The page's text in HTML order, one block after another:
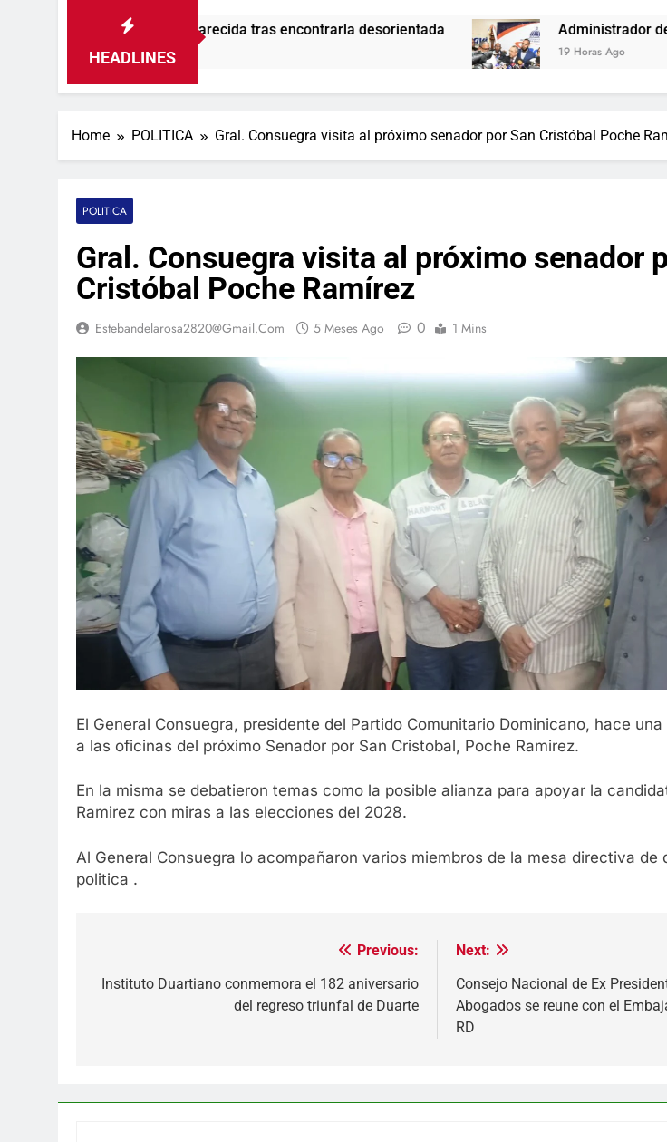
HEADLINES
como desaparecida tras encontrarla desorientada Administrador del INAVI
19 Horas Ago
Home POLITICA Gral. Consuegra visita al próximo senador por San Cristóbal Poche
POLITICA
Gral. Consuegra visita al próximo senador
Cristóbal Poche Ramírez
Estebandelarosa2820@gmail.com 5 Meses Ago 0 1 Mins
El General Consuegra, presidente del Partido Comunitario Dominicano, hace
a las oficinas del próximo Senador por San Cristobal, Poche Ramirez.
En la misma se debatieron temas como la posible alianza para apoyar la
Ramirez con miras a las elecciones del 2028.
Al General Consuegra lo acompañaron varios miembros de la mesa directiva de
politica .
de
Previous:
Instituto Duartiano conmemora el 182 aniversario
del regreso triunfal de Duarte
Next:
Consejo Nacional de Ex
Abogados se reune con el
RD